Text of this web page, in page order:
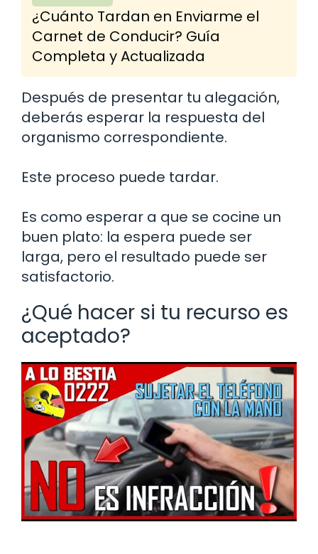
¿Cuánto Tardan en Enviarme el
Carnet de Conducir? Guía
Completa y Actualizada
Después de presentar tu alegación,
deberás esperar la respuesta del
organismo correspondiente.
Este proceso puede tardar.
Es como esperar a que se cocine un
buen plato: la espera puede ser
larga, pero el resultado puede ser
satisfactorio.
¿Qué hacer si tu recurso es
aceptado?